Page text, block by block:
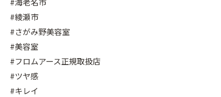
#綾瀬市
#さがみ野美容室
#美容室
#フロムアース正規取扱店
#ツヤ感
#キレイ